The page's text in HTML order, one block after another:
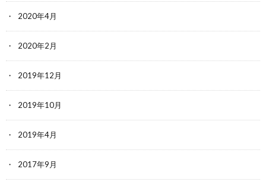
2020年4月
2020年2月
2019年12月
2019年10月
2019年4月
2017年9月